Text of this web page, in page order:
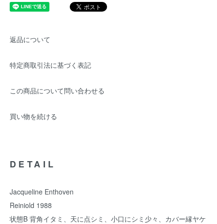
返品について
特定商取引法に基づく表記
この商品について問い合わせる
買い物を続ける
DETAIL
Jacqueline Enthoven
Reiniold 1988
状態B 背角イタミ、天に点シミ、小口にシミ少々、カバー縁ヤケ